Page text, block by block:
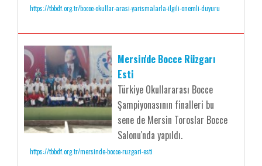
https://tbbdf.org.tr/bocce-okullar-arasi-yarismalarla-ilgili-onemli-duyuru
Mersin'de Bocce Rüzgarı
Esti
Türkiye Okullararası Bocce
Şampiyonasının finalleri bu
sene de Mersin Toroslar Bocce
Salonu'nda yapıldı.
https://tbbdf.org.tr/mersinde-bocce-ruzgari-esti